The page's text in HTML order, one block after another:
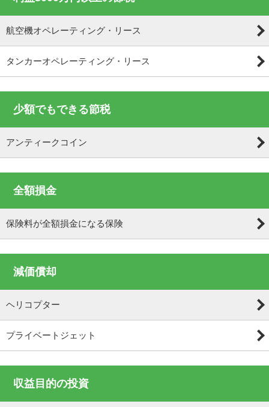
航空機オペレーティング・リース
タンカーオペレーティング・リース
少額でもできる節税
アンティークコイン
全額損金
保険料が全額損金になる保険
減価償却
ヘリコプター
プライベートジェット
収益目的の投資